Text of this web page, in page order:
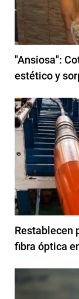
"Ansiosa":
estético y
Restablecen
fibra óptica